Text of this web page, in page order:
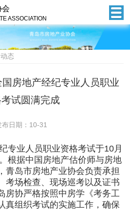
会
ASSOCIATION
态
房地产经纪专业人员职业
试圆满完成
布日期：10-31
专业人员职业资格考试于10月
根据中国房地产估价师与房地
青岛市房地产业协会负责承担
考场检查、现场巡考以及证书
房协严格按照中房学《考务工
真组织考试的实施工作，确保